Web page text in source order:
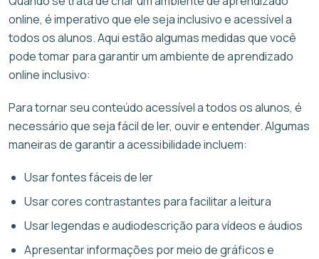
online, é imperativo que ele seja inclusivo e acessível a
todos os alunos. Aqui estão algumas medidas que você
pode tomar para garantir um ambiente de aprendizado
online inclusivo:
Para tornar seu conteúdo acessível a todos os alunos, é
necessário que seja fácil de ler, ouvir e entender. Algumas
maneiras de garantir a acessibilidade incluem:
Usar fontes fáceis de ler
Usar cores contrastantes para facilitar a leitura
Usar legendas e audiodescrição para vídeos e áudios
Apresentar informações por meio de gráficos e